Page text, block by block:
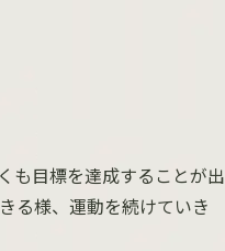
も目標を達成することが出
る様、運動を続けていき